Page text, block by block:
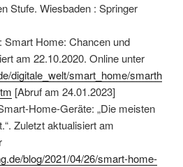
Stufe. Wiesbaden : Springer
Smart Home: Chancen und
am 22.10.2020. Online unter
digitale_welt/smart_home/smarth
[Abruf am 24.01.2023]
Home-Geräte: „Die meisten
Zuletzt aktualisiert am
blog/2021/04/26/smart-home-